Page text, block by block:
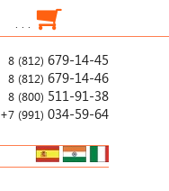
. . .
8 (812) 679-14-45
8 (812) 679-14-46
8 (800) 511-91-38
+7 (991) 034-59-64